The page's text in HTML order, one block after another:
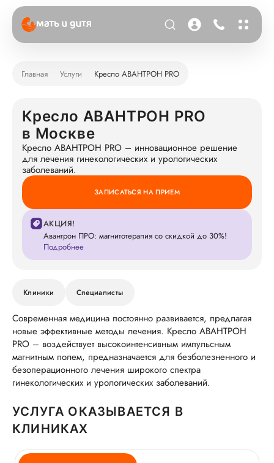
Главная Услуги Кресло АВАНТРОН PRO
Кресло АВАНТРОН PRO
в Москве
Кресло АВАНТРОН PRO – инновационное решение
для лечения гинекологических и урологических
заболеваний.
ЗАПИСАТЬСЯ НА ПРИЕМ
АКЦИЯ!
Авантрон ПРО: магнитотерапия со скидкой до 30%!
Подробнее
Клиники Специалисты
Современная медицина постоянно развивается, предлагая
новые эффективные методы лечения. Кресло АВАНТРОН
PRO – воздействует высокоинтенсивным импульсным
магнитным полем, предназначается для безболезненного и
безоперационного лечения широкого спектра
гинекологических и урологических заболеваний.
УСЛУГА ОКАЗЫВАЕТСЯ В
КЛИНИКАХ